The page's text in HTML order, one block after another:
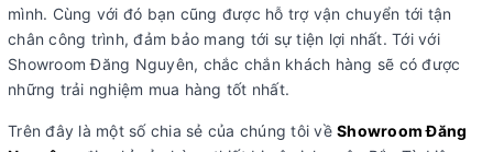
mình. Cùng với đó bạn cũng được hỗ trợ vận chuyển tới tận
chân công trình, đảm bảo mang tới sự tiện lợi nhất. Tới với
Showroom Đăng Nguyên, chắc chắn khách hàng sẽ có được
những trải nghiệm mua hàng tốt nhất.
Trên đây là một số chia sẻ của chúng tôi về Showroom Đăng